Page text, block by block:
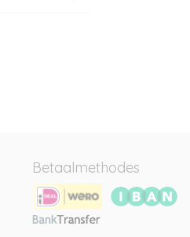
Betaalmethodes